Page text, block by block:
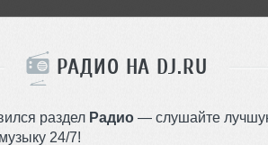
РАДИО НА DJ.RU
раздел Радио — слушайте
24/7!
Нет записей в блоге